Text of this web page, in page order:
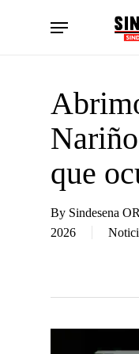
Menu
que
By Sindesena
2026